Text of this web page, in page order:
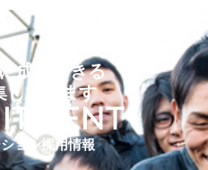
成長できる
しています
ョン採用情報